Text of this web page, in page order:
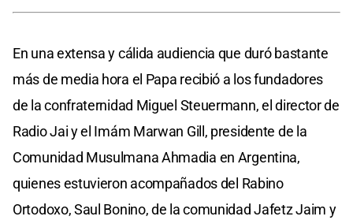
En una extensa y cálida audiencia que duró bastante
más de media hora el Papa recibió a los fundadores
de la confraternidad Miguel Steuermann, el director de
Radio Jai y el Imám Marwan Gill, presidente de la
Comunidad Musulmana Ahmadia en Argentina,
quienes estuvieron acompañados del Rabino
Ortodoxo, Saul Bonino, de la comunidad Jafetz Jaim y